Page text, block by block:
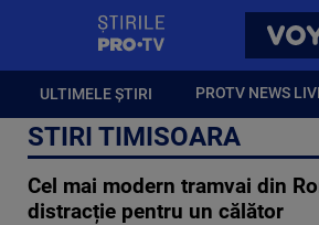
ULTIMELE ȘTIRI PROTV NEWS
STIRI TIMISOARA
Cel mai modern tramvai din
distracție pentru un călător